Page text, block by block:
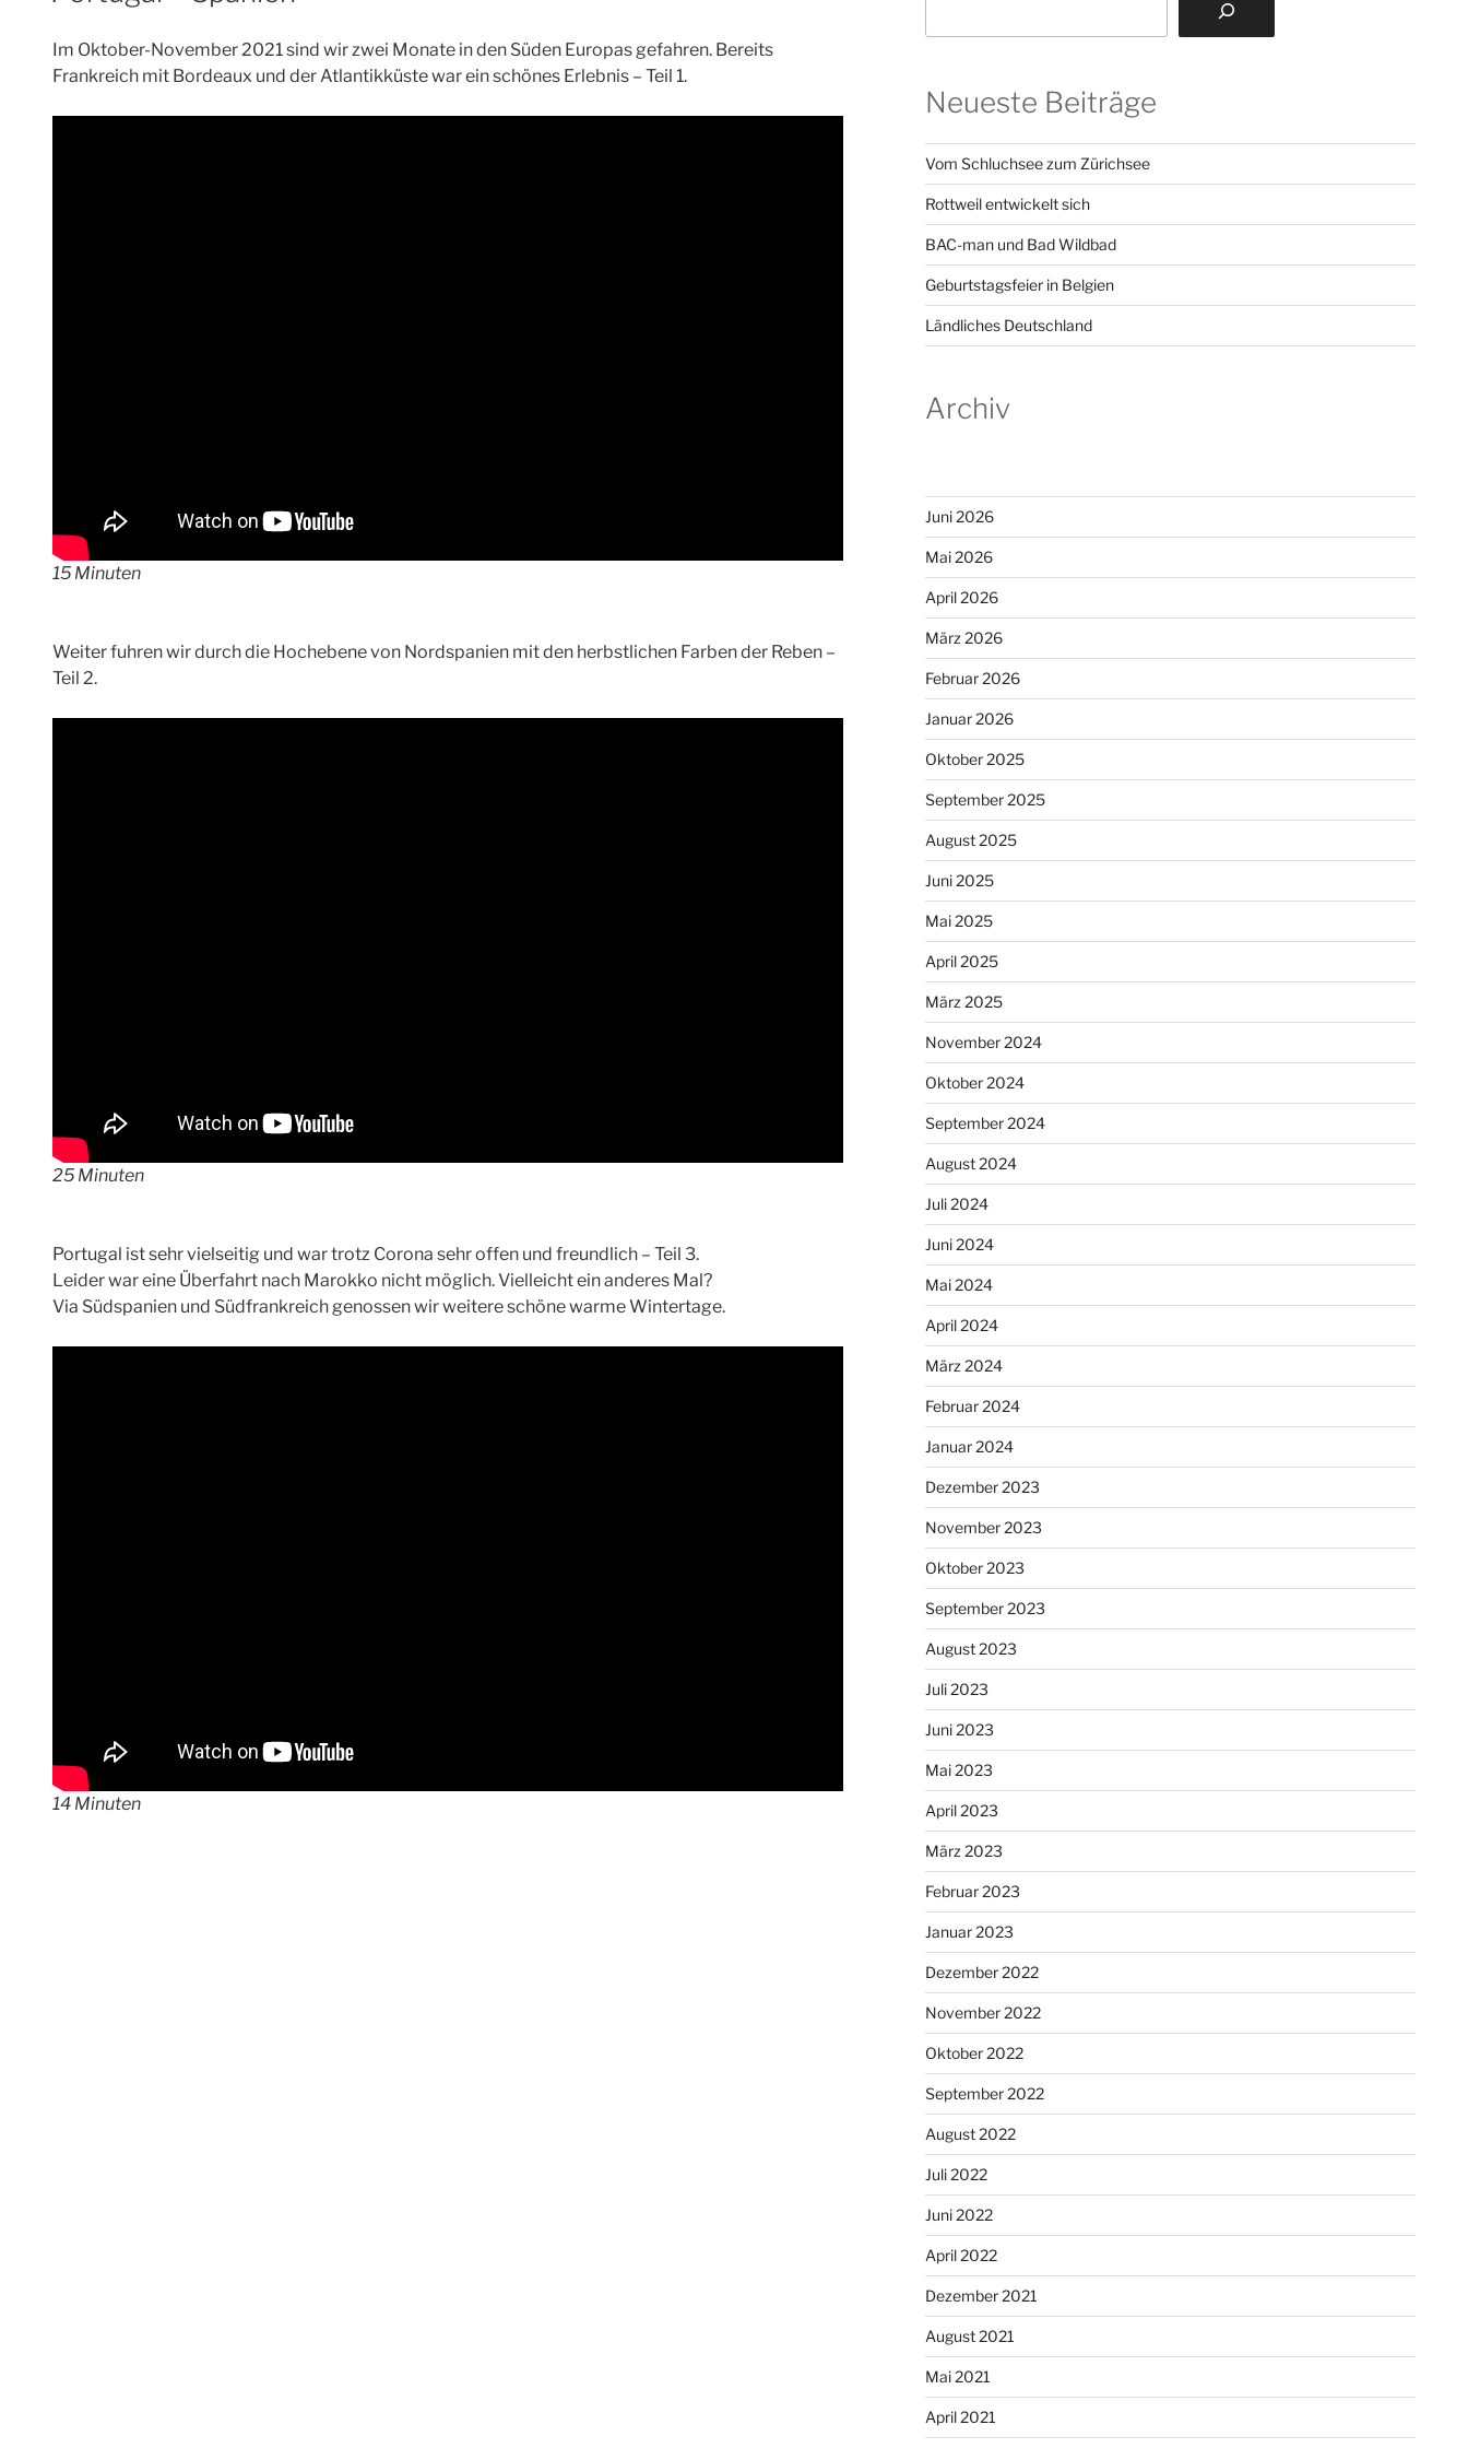
Im Oktober-November 2021 sind wir zwei Monate in den Süden Europas gefahren. Bereits
Frankreich mit Bordeaux und der Atlantikküste war ein schönes Erlebnis – Teil 1.
15 Minuten
Weiter fuhren wir durch die Hochebene von Nordspanien mit den herbstlichen Farben der Reben –
Teil 2.
25 Minuten
Portugal ist sehr vielseitig und war trotz Corona sehr offen und freundlich – Teil 3.
Leider war eine Überfahrt nach Marokko nicht möglich. Vielleicht ein anderes Mal?
Via Südspanien und Südfrankreich genossen wir weitere schöne warme Wintertage.
14 Minuten
Neueste Beiträge
Vom Schluchsee zum Zürichsee
Rottweil entwickelt sich
BAC-man und Bad Wildbad
Geburtstagsfeier in Belgien
Ländliches Deutschland
Archiv
Juni 2026
Mai 2026
April 2026
März 2026
Februar 2026
Januar 2026
Oktober 2025
September 2025
August 2025
Juni 2025
Mai 2025
April 2025
März 2025
November 2024
Oktober 2024
September 2024
August 2024
Juli 2024
Juni 2024
Mai 2024
April 2024
März 2024
Februar 2024
Januar 2024
Dezember 2023
November 2023
Oktober 2023
September 2023
August 2023
Juli 2023
Juni 2023
Mai 2023
April 2023
März 2023
Februar 2023
Januar 2023
Dezember 2022
November 2022
Oktober 2022
September 2022
August 2022
Juli 2022
Juni 2022
April 2022
Dezember 2021
August 2021
Mai 2021
April 2021